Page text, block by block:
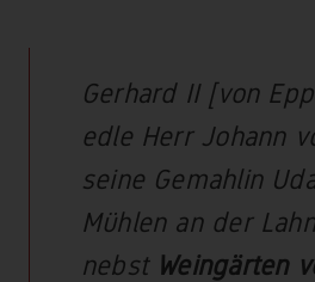
Gerhard II [von
edle Herr Johann
seine Gemahlin
Mühlen an der
nebst Weingärten